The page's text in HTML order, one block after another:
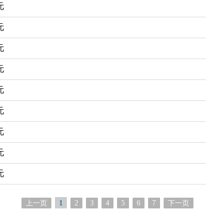
上一页 1 2 3 4 5 6 7 下一页